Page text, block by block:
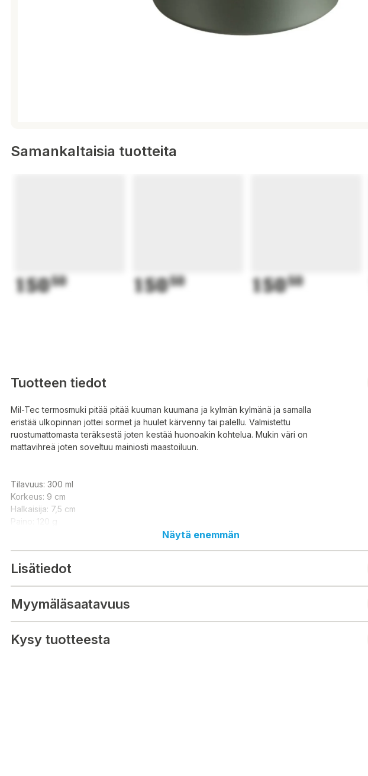
Samankaltaisia tuotteita
15050 15050 15050
Tuotteen tiedot
Mil-Tec termosmuki pitää pitää kuuman kuumana ja kylmän kylmänä ja samalla
eristää ulkopinnan jottei sormet ja huulet kärvenny tai palellu. Valmistettu
ruostumattomasta teräksestä joten kestää huonoakin kohtelua. Mukin väri on
mattavihreä joten soveltuu mainiosti maastoiluun.
Tilavuus: 300 ml
Korkeus: 9 cm
Halkaisija: 7,5 cm
Paino: 120 g
Näytä enemmän
Lisätiedot
Myymäläsaatavuus
Kysy tuotteesta